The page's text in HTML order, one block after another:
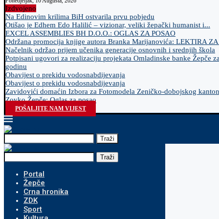
Izdvojeno
Na Edinovim krilima BiH ostvarila prvu pobjedu
Otišao je Edhem Edo Halilić – vizionar, veliki žepački humanist i...
EXCEL ASSEMBLIES BH D.O.O.: OGLAS ZA POSAO
Održana promocija knjige autora Branka Marijanovića: LEKTIRA
Načelnik održao prijem učenika generacije osnovnih i srednjih škola
Potpisani ugovori za realizaciju projekata Omladinske banke Žepče
godinu
Obavijest o prekidu vodosnabdijevanja
Obavijest o prekidu vodosnabdijevanja
Zavidovići domaćin Izbora za Fotomodela Zeničko-dobojskog
Zovko Žepče: Oglas za posao
POŠALJITE NAM VIJEST
Traži
Traži
Portal
Žepče
Crna hronika
ZDK
Sport